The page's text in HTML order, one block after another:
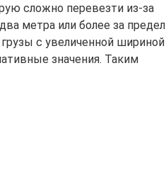
сложно перевезти из-за
метра или более за предел
с увеличенной шириной
значения. Таким